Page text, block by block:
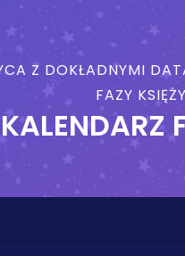
Z DOKŁADNYMI
FAZY
KALENDARZ